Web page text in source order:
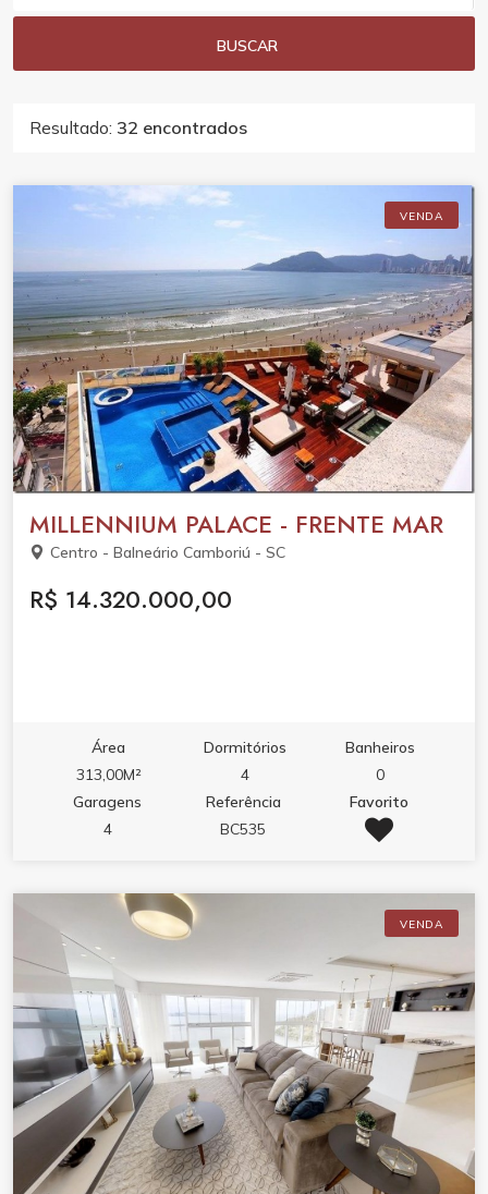
BUSCAR
Resultado: 32 encontrados
VENDA
MILLENNIUM PALACE - FRENTE MAR
Centro - Balneário Camboriú - SC
R$ 14.320.000,00
Área
313,00M²
Dormitórios
4
Banheiros
0
Garagens
4
Referência
BC535
Favorito
VENDA